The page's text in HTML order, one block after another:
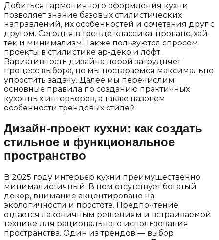
Добиться гармоничного оформления кухни
позволяет знание базовых стилистических
направлений, их особенностей и сочетания друг с
другом. Сегодня в тренде классика, прованс, хай-
тек и минимализм. Также пользуются спросом
проекты в стилистике ар-деко и лофт.
Вариативность дизайна порой затрудняет
процесс выбора, но мы постараемся максимально
упростить задачу. Далее мы перечислим
основные правила по созданию практичных
кухонных интерьеров, а также назовем
особенности трендовых стилей.
Дизайн-проект кухни: как создать
стильное и функциональное
пространство
В 2025 году интерьер кухни преимущественно
минималистичный. В нем отсутствует богатый
декор, внимание акцентировано на
экологичности и простоте. Предпочтение
отдается лаконичным решениям и встраиваемой
технике для рационального использования
пространства. Один из трендов — выбор